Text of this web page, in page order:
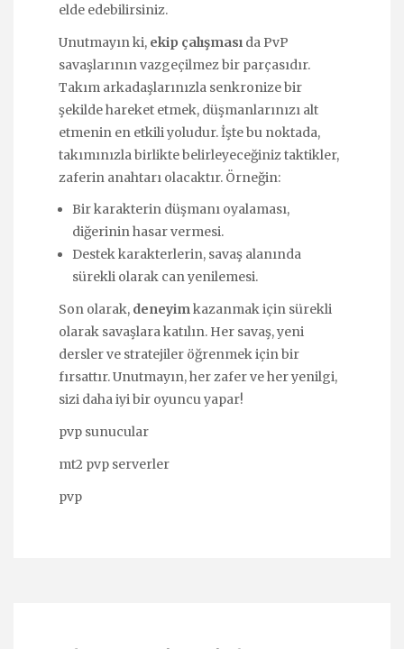
elde edebilirsiniz.
Unutmayın ki, ekip çalışması da PvP
savaşlarının vazgeçilmez bir parçasıdır.
Takım arkadaşlarınızla senkronize bir
şekilde hareket etmek, düşmanlarınızı alt
etmenin en etkili yoludur. İşte bu noktada,
takımınızla birlikte belirleyeceğiniz taktikler,
zaferin anahtarı olacaktır. Örneğin:
Bir karakterin düşmanı oyalaması,
diğerinin hasar vermesi.
Destek karakterlerin, savaş alanında
sürekli olarak can yenilemesi.
Son olarak, deneyimkazanmak için sürekli
olarak savaşlara katılın. Her savaş, yeni
dersler ve stratejiler öğrenmek için bir
fırsattır. Unutmayın, her zafer ve her yenilgi,
sizi daha iyi bir oyuncu yapar!
pvp sunucular
mt2 pvp serverler
pvp